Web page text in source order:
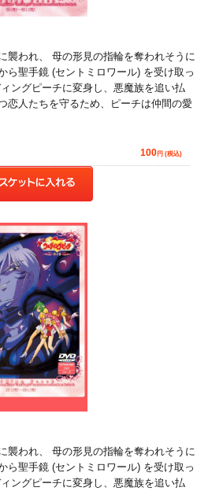
襲われ、 母の形見の指輪を奪われそうに
ら聖手鏡 (セントミロワール) を受け取っ
ングピーチに変身し、悪魔族を追い払
恋人たちを守るため、ピーチは仲間の愛
100円 (税込)
襲われ、 母の形見の指輪を奪われそうに
ら聖手鏡 (セントミロワール) を受け取っ
ングピーチに変身し、悪魔族を追い払